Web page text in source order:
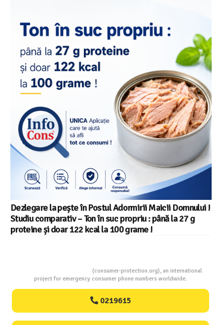
Dezlegare la pește în Postul Adormirii Maicii Domnului !
Studiu comparativ – Ton în suc propriu : până la 27 g
proteine și doar 122 kcal la 100 grame !
(consumer-protection.org), an international
project for emergency consumer phone numbers worldwide.
0219615